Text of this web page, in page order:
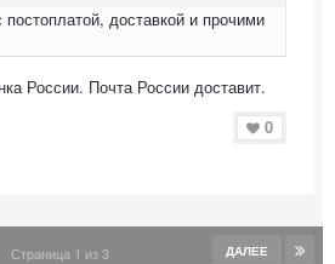
доставкой и прочими
России. Почта России доставит.
0
ДАЛЕЕ
Страница 1 из 3